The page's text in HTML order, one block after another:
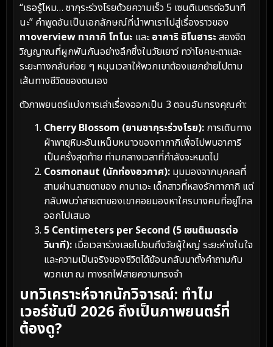
“เธอรู้ไหม… ซากุระร่วงโรยด้วยความเร็ว 5 เซนติเมตรต่อวินาที
นะ” คำพูดอันเป็นเอกลักษณ์ที่นำพาเราไปสู่เรื่องราวของ
ทาoverview ทากากิ โทโนะ และอาคาริ ชิโนฮาระ สองจิต
วิญญาณที่ผูกพันกันอย่างลึกซึ้งในวัยเยาว์ ทว่าโชคชะตาและ
ระยะทางกลับค่อย ๆ หมุนเวลาให้พวกเขาต้องแยกย้ายไปตาม
เส้นทางชีวิตของตนเอง
ตัวภาพยนตร์แบ่งการเล่าเรื่องออกเป็น 3 ตอนอันทรงคุณค่า:
Cherry Blossom (ยามซากุระร่วงโรย): การเดินทาง
ฝ่าพายุหิมะอันเหน็บหนาวของทากากิเพื่อไปพบอาคาริ
เป็นครั้งสุดท้าย ท่ามกลางเวลาที่กำลังจะหมดไป
Cosmonaut (นักท่องอวกาศ): มุมมองจากบุคคลที่
สามผ่านสายตาของ คานาเอะ เด็กสาวที่หลงรักทากากิ แต่
กลับพบว่าสายตาของเขาคอยมองหาใครบางคนที่อยู่ไกล
ออกไปเสมอ
5 Centimeters per Second (5 เซนติเมตรต่อ
วินาที): เมื่อเวลาร่วงเลยไปจนถึงวัยผู้ใหญ่ ระยะห่างในใจ
และความเป็นจริงของชีวิตได้ย้อนกลับมาตั้งคำถามกับ
พวกเขา ณ ทางรถไฟสายความทรงจำ
บทวิเคราะห์จากนักวิจารณ์: ทำไม
เวอร์ชันปี 2026 ถึงเป็นภาพยนตร์ที่
ต้องดู?